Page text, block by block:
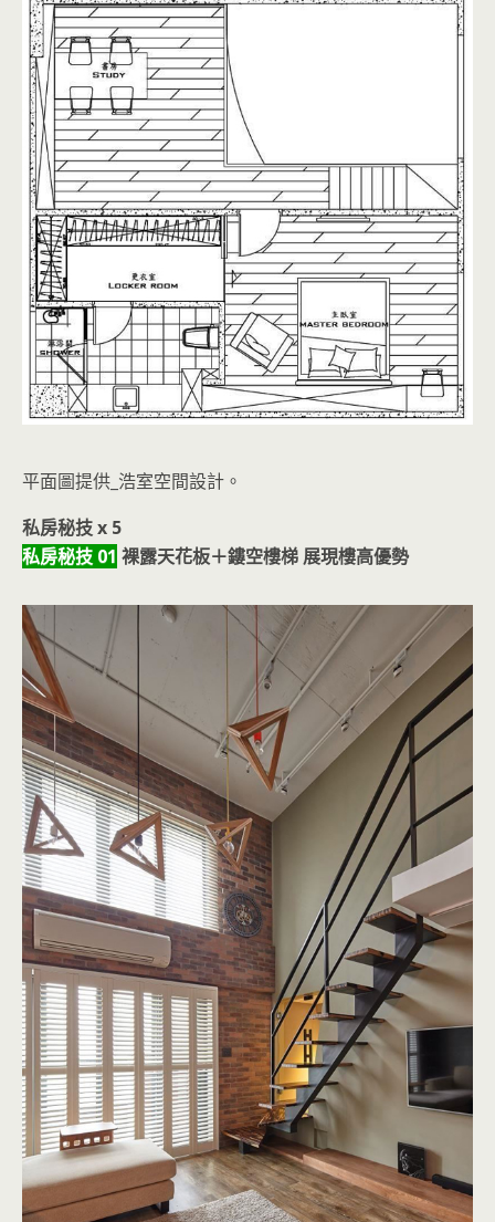
平面圖提供_浩室空間設計。
私房秘技 x 5
私房秘技 01 裸露天花板＋鏤空樓梯 展現樓高優勢